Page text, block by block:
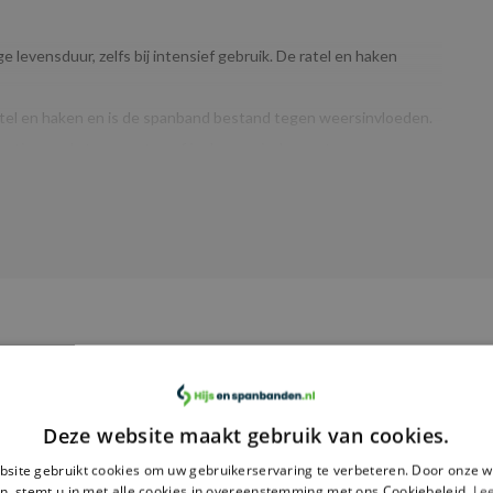
levensduur, zelfs bij intensief gebruik. De ratel en haken
en haken en is de spanband bestand tegen weersinvloeden.
Deze website maakt gebruik van cookies.
gebruikt cookies om uw gebruikerservaring te verbeteren. Door onze